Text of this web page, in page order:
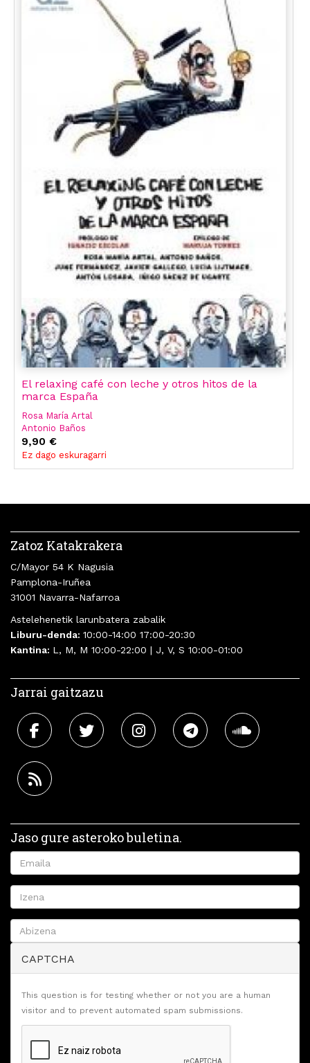
El relaxing café con leche y otros hitos de la
marca España
Rosa María Artal
Antonio Baños
June Fernández
Javier Gallego
9,90 €
Ez dago eskuragarri
Zatoz Katakrakera
C/Mayor 54 K Nagusia
Pamplona-Iruñea
31001 Navarra-Nafarroa
Astelehenetik larunbatera zabalik
Liburu-denda: 10:00-14:00 17:00-20:30
Kantina: L, M, M 10:00-22:00 | J, V, S 10:00-01:00
Jarrai gaitzazu
Jaso gure asteroko buletina.
CAPTCHA
This question is for testing whether or not you are a human
visitor and to prevent automated spam submissions.